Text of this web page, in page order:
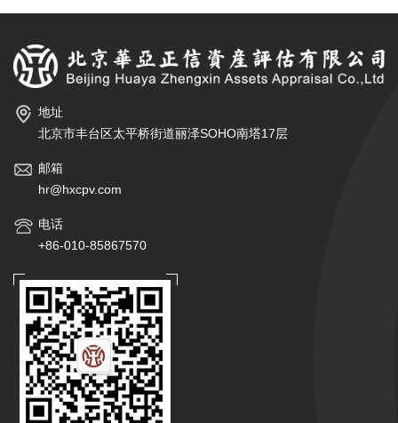
地址
北京市丰台区太平桥街道丽泽SOHO南塔17层
邮箱
hr@hxcpv.com
电话
+86-010-85867570